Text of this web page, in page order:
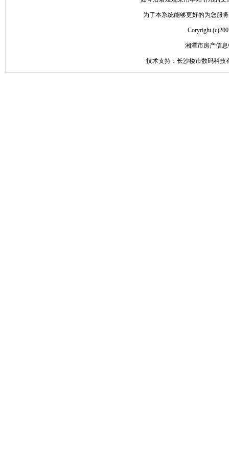
为了本系统能够更好的为您服
Coryright
湘潭市房产信
技术支持：长沙楼市数码科技